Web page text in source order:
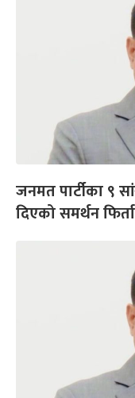
जनमत पार्टीका ९
दिएको समर्थन